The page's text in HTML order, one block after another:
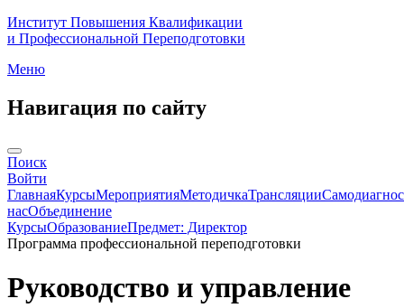
Институт Повышения Квалификации
и Профессиональной Переподготовки
Меню
Навигация по сайту
Поиск
Войти
ГлавнаяКурсыМероприятияМетодичкаТрансляции
насОбъединение
КурсыОбразованиеПредмет: Директор
Программа профессиональной переподготовки
Руководство и управление